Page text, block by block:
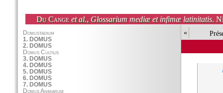
Du Cange et al., Glossarium mediæ et infimæ latinitatis.
«